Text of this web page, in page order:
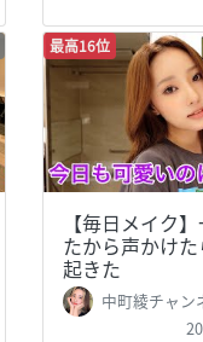
最高16位
【毎日メイク
たから声かけ
起きた
中町綾チャン